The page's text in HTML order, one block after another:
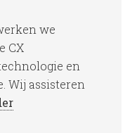
we
CX
en
Wij assisteren